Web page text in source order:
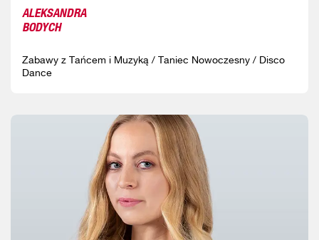
ALEKSANDRA
BODYCH
Zabawy z Tańcem i Muzyką / Taniec Nowoczesny / Disco
Dance